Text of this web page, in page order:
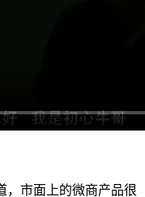
，市面上的微商产品很